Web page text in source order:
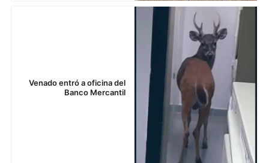
Venado entró a oficina del
Banco Mercantil